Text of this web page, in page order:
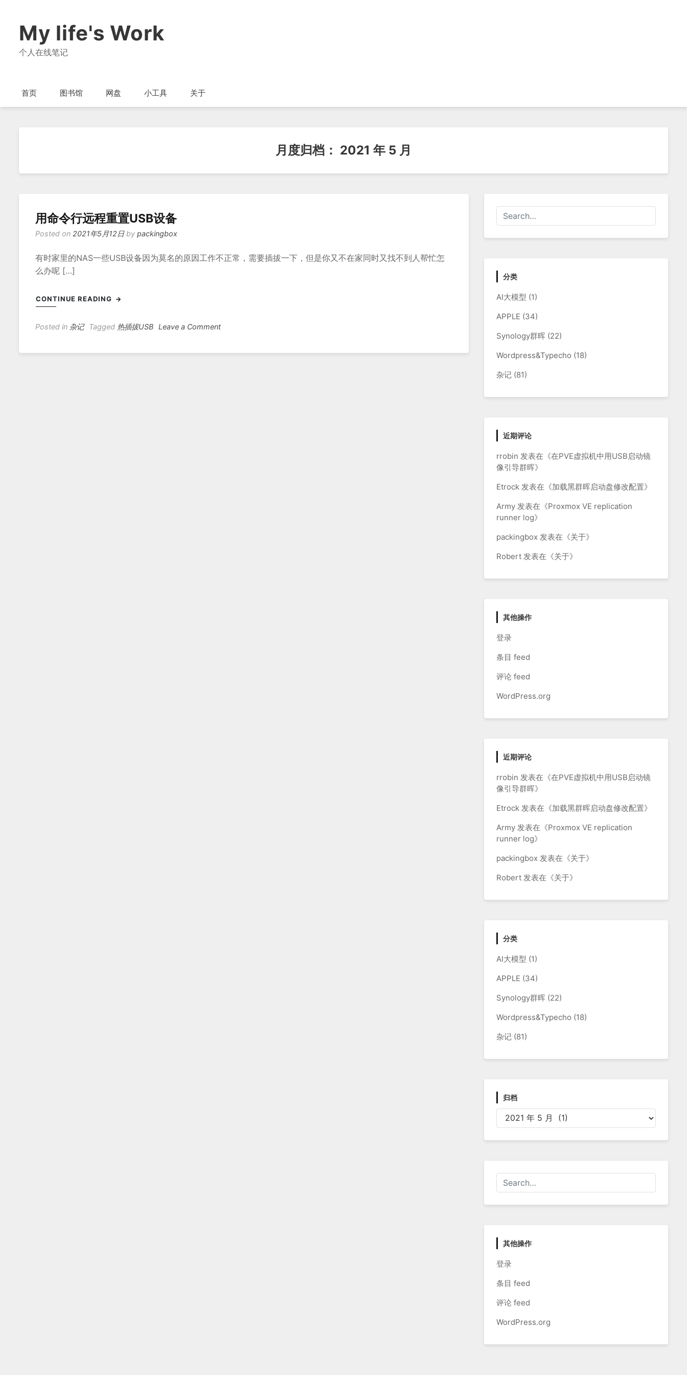
My life's Work
个人在线笔记
首页 图书馆 网盘 小工具 关于
月度归档： 2021 年 5 月
用命令行远程重置USB设备
Posted on 2021年5月12日by packingbox
有时家里的NAS一些USB设备因为莫名的原因工作不正常，需要插拔一下，但是你又不在家同时又找不到人帮忙怎
么办呢 […]
CONTINUE READING
Posted in 杂记 Tagged 热插拔USB Leave a Commenton
分类
AI大模型 (1)
APPLE (34)
Synology群晖 (22)
Wordpress&Typecho (18)
杂记 (81)
近期评论
rrobin 发表在《在PVE虚拟机中用USB启动镜
像引导群晖》
Etrock 发表在《加载黑群晖启动盘修改配置》
Army 发表在《Proxmox VE replication
runner log》
packingbox 发表在《关于》
Robert 发表在《关于》
其他操作
登录
条目 feed
评论 feed
WordPress.org
近期评论
rrobin 发表在《在PVE虚拟机中用USB启动镜
像引导群晖》
Etrock 发表在《加载黑群晖启动盘修改配置》
Army 发表在《Proxmox VE replication
runner log》
packingbox 发表在《关于》
Robert 发表在《关于》
分类
AI大模型 (1)
APPLE (34)
Synology群晖 (22)
Wordpress&Typecho (18)
杂记 (81)
归档
档
其他操作
登录
条目 feed
评论 feed
WordPress.org